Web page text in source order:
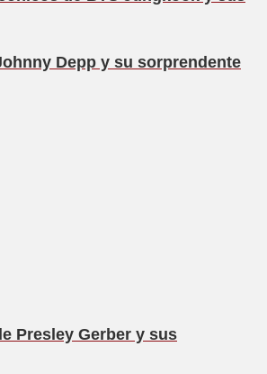
Depp y su sorprendente
Presley Gerber y sus